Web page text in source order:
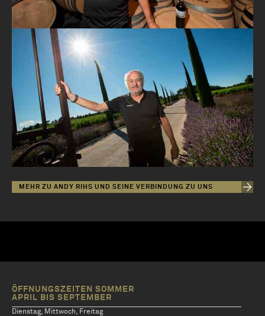
MEHR ZU ANDY RIHS UND SEINE VERBINDUNG ZU UNS
ÖFFNUNGSZEITEN SOMMER
APRIL BIS SEPTEMBER
Dienstag, Mittwoch, Freitag